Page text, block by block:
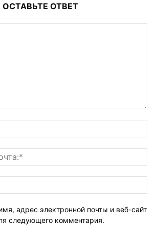
ОСТАВЬТЕ ОТВЕТ
адрес электронной почты и веб-сайт
следующего комментария.